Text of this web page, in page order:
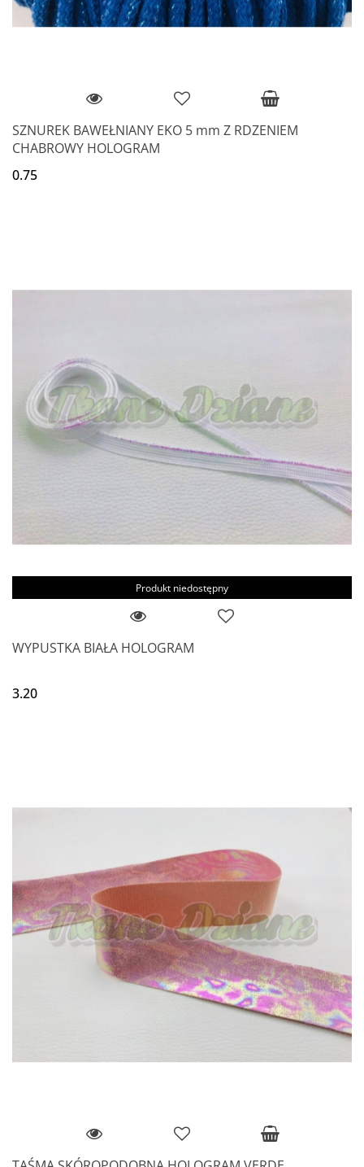
SZNUREK BAWEŁNIANY EKO 5 mm Z RDZENIEM
CHABROWY HOLOGRAM
0.75
Produkt niedostępny
WYPUSTKA BIAŁA HOLOGRAM
3.20